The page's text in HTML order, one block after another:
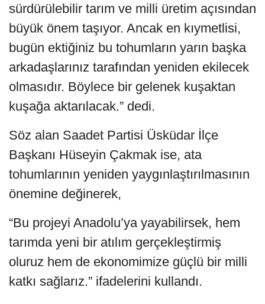
sürdürülebilir tarım ve milli üretim açısından
büyük önem taşıyor. Ancak en kıymetlisi,
bugün ektiğiniz bu tohumların yarın başka
arkadaşlarınız tarafından yeniden ekilecek
olmasıdır. Böylece bir gelenek kuşaktan
kuşağa aktarılacak.” dedi.
Söz alan Saadet Partisi Üsküdar İlçe
Başkanı Hüseyin Çakmak ise, ata
tohumlarının yeniden yaygınlaştırılmasının
önemine değinerek,
“Bu projeyi Anadolu’ya yayabilirsek, hem
tarımda yeni bir atılım gerçekleştirmiş
oluruz hem de ekonomimize güçlü bir milli
katkı sağlarız.” ifadelerini kullandı.